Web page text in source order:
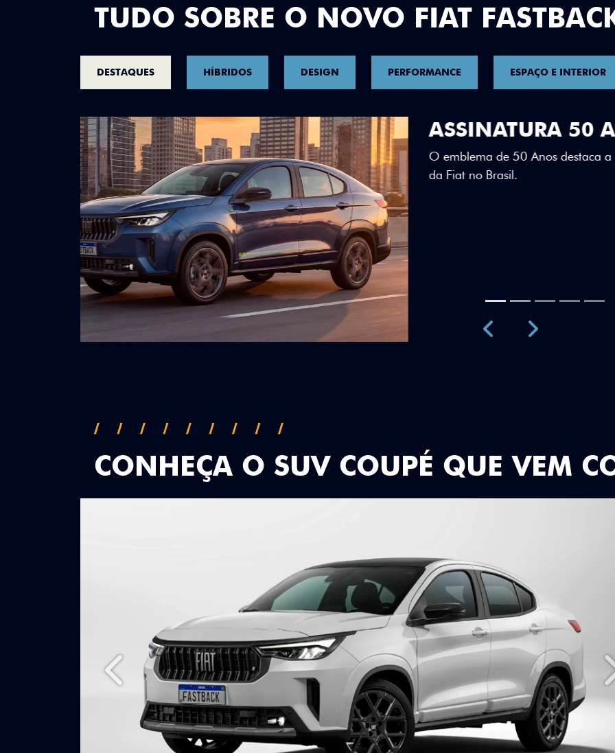
TUDO SOBRE O NOVO FIAT
DESTAQUES HÍBRIDOS DESIGN PERFORMANCE ESPAÇO E INTERIOR
DESIGN QUE
Teto bicolor, adesivos
uma identidade visual
PreviousNext
CONHEÇA O SUV COUPÉ QUE VEM
Anterior